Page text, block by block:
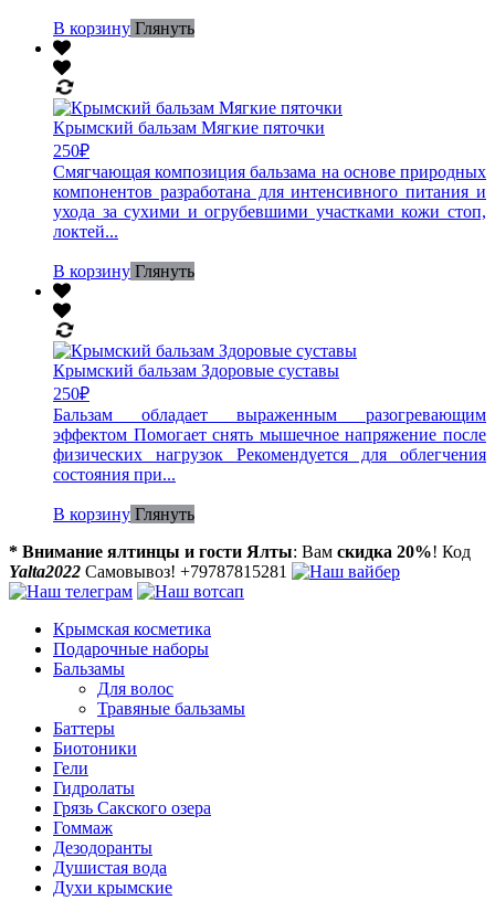
В корзину Глянуть
Крымский бальзам Мягкие пяточки
250₽
Смягчающая композиция бальзама на основе природных
компонентов разработана для интенсивного питания и
ухода за сухими и огрубевшими участками кожи стоп,
локтей...
В корзину Глянуть
Крымский бальзам Здоровые суставы
250₽
Бальзам обладает выраженным разогревающим
эффектом Помогает снять мышечное напряжение после
физических нагрузок Рекомендуется для облегчения
состояния при...
В корзину Глянуть
* Внимание ялтинцы и гости Ялты: Вам скидка 20%! Код
Yalta2022 Самовывоз! +79787815281
Крымская косметика
Подарочные наборы
Бальзамы
Для волос
Травяные бальзамы
Баттеры
Биотоники
Гели
Гидролаты
Грязь Сакского озера
Гоммаж
Дезодоранты
Душистая вода
Духи крымские